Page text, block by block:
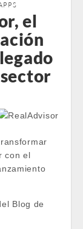
el
con el
Blog de